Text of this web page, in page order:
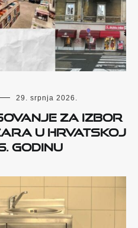
29. srpnja 2026.
za izbor
u Hrvatskoj
godinu